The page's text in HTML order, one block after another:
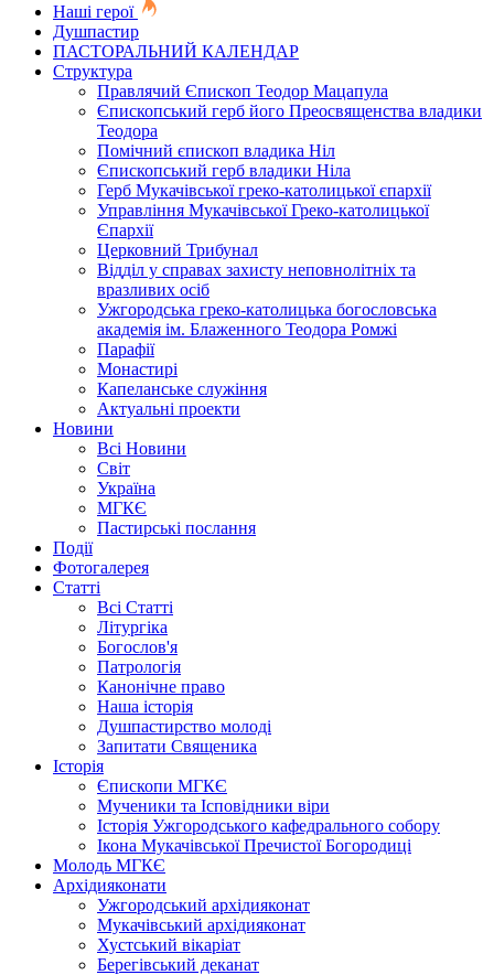
Наші герої
Душпастир
ПАСТОРАЛЬНИЙ КАЛЕНДАР
Структура
Правлячий Єпископ Теодор Мацапула
Єпископський герб його Преосвященства владики
Теодора
Помічний єпископ владика Ніл
Єпископський герб владики Ніла
Герб Мукачівської греко-католицької єпархії
Управління Мукачівської Греко-католицької
Єпархії
Церковний Трибунал
Відділ у справах захисту неповнолітніх та
вразливих осіб
Ужгородська греко-католицька богословська
академія ім. Блаженного Теодора Ромжі
Парафії
Монастирі
Капеланське служіння
Актуальні проекти
Новини
Всі Новини
Світ
Україна
МГКЄ
Пастирські послання
Події
Фотогалерея
Статті
Всі Статті
Літургіка
Богослов'я
Патрологія
Канонічне право
Наша історія
Душпастирство молоді
Запитати Священика
Історія
Єпископи МГКЄ
Мученики та Ісповідники віри
Історія Ужгородського кафедрального собору
Ікона Мукачівської Пречистої Богородиці
Молодь МГКЄ
Архідияконати
Ужгородський архідияконат
Мукачівський архідияконат
Хустський вікаріат
Берегівський деканат